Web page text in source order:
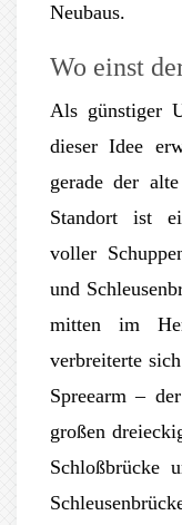
Neubaus.
Wo einst
Als günstiger
dieser Idee
gerade der
Standort ist
voller
und
mitten im
verbreiterte
Spreearm –
großen
Schloßbrücke